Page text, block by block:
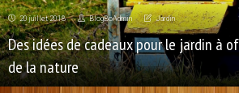
20 juillet 2018 BlogBoAdmin Jardin
Des idées de cadeaux pour le jardin à
de la nature